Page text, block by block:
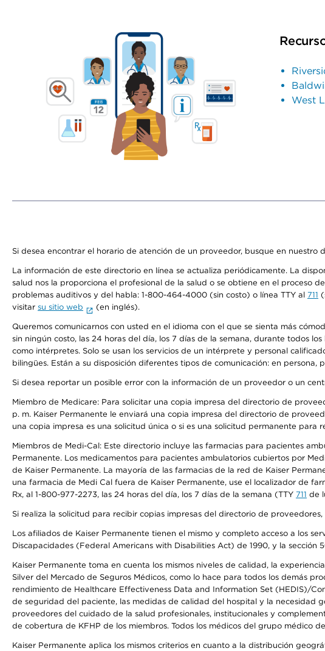
West
Si desea encontrar el horario de atención de un proveedor, busque en nuestro
La información de este directorio en línea se actualiza periódicamente. La
salud nos la proporciona el profesional de la salud o se obtiene en el proceso
problemas auditivos y del habla: 1-800-464-4000 (sin costo) o línea TTY al 711
visitar su sitio web (en inglés).
Queremos comunicarnos con usted en el idioma con el que se sienta más
sin ningún costo, las 24 horas del día, los 7 días de la semana, durante todos
como intérpretes. Solo se usan los servicios de un intérprete y personal
bilingües. Están a su disposición diferentes tipos de comunicación: en persona,
Si desea reportar un posible error con la información de un proveedor o un
Miembro de Medicare: Para solicitar una copia impresa del directorio de
p. m. Kaiser Permanente le enviará una copia impresa del directorio de
una copia impresa es una solicitud única o si es una solicitud permanente para
Miembros de Medi-Cal: Este directorio incluye las farmacias para pacientes
Permanente. Los medicamentos para pacientes ambulatorios cubiertos por
de Kaiser Permanente. La mayoría de las farmacias de la red de Kaiser
una farmacia de Medi Cal fuera de Kaiser Permanente, use el localizador de
Rx, al 1-800-977-2273, las 24 horas del día, los 7 días de la semana (TTY 711 de
Si realiza la solicitud para recibir copias impresas del directorio de
Los afiliados de Kaiser Permanente tienen el mismo y completo acceso a los
Discapacidades (Federal Americans with Disabilities Act) de 1990, y la
Kaiser Permanente toma en cuenta los mismos niveles de calidad, la
Silver del Mercado de Seguros Médicos, como lo hace para todos los demás
rendimiento de Healthcare Effectiveness Data and Information Set (HEDIS)/
de seguridad del paciente, las medidas de calidad del hospital y la necesidad
proveedores del cuidado de la salud profesionales, institucionales y
de cobertura de KFHP de los miembros. Todos los médicos del grupo médico
Kaiser Permanente aplica los mismos criterios en cuanto a la distribución